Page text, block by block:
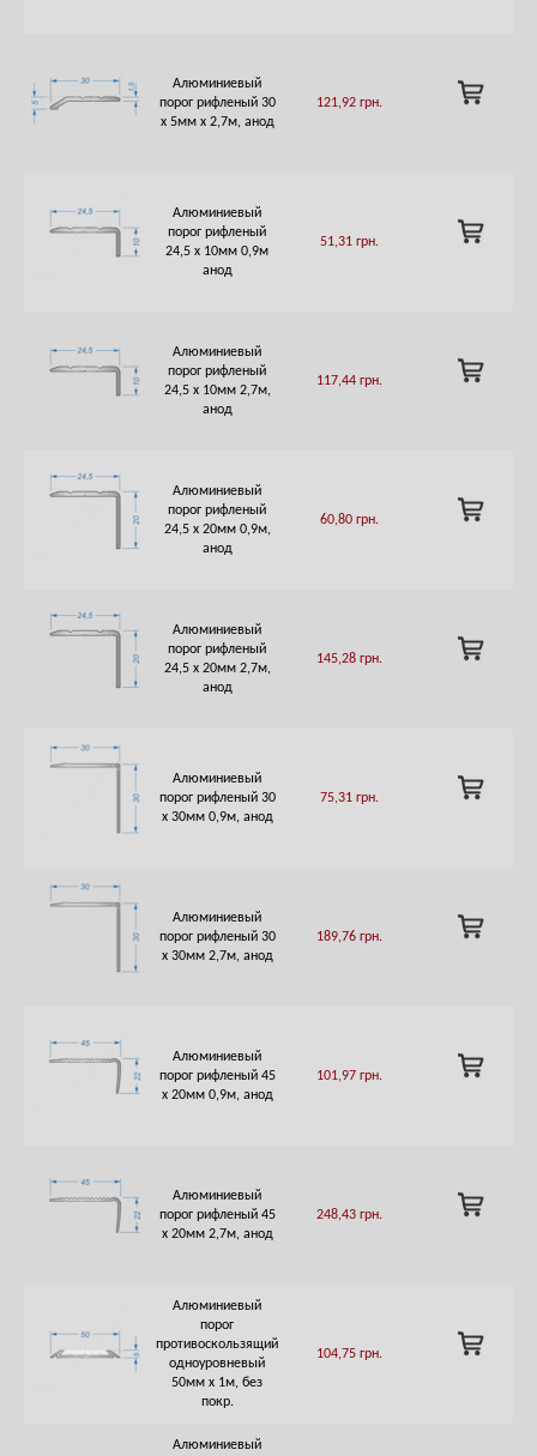
Алюминиевый
порог рифленый 30
х 5мм х 2,7м, анод
121,92 грн.
ADD
TO
Алюминиевый
порог рифленый
24,5 х 10мм 0,9м
анод
51,31 грн.
ADD
TO
Алюминиевый
порог рифленый
24,5 х 10мм 2,7м,
анод
117,44 грн.
ADD
TO
Алюминиевый
порог рифленый
24,5 х 20мм 0,9м,
анод
60,80 грн.
ADD
TO
Алюминиевый
порог рифленый
24,5 х 20мм 2,7м,
анод
145,28 грн.
ADD
TO
Алюминиевый
порог рифленый 30
х 30мм 0,9м, анод
75,31 грн.
ADD
TO
Алюминиевый
порог рифленый 30
х 30мм 2,7м, анод
189,76 грн.
ADD
TO
Алюминиевый
порог рифленый 45
х 20мм 0,9м, анод
101,97 грн.
ADD
TO
Алюминиевый
порог рифленый 45
х 20мм 2,7м, анод
248,43 грн.
ADD
TO
Алюминиевый
порог
противоскользящий
одноуровневый
50мм х 1м, без
покр.
104,75 грн.
ADD
TO
Алюминиевый